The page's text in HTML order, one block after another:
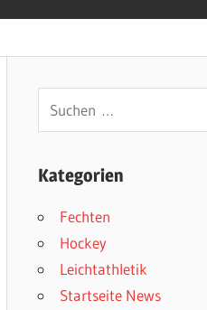
Kategorien
Fechten
Hockey
Leichtathletik
Startseite News